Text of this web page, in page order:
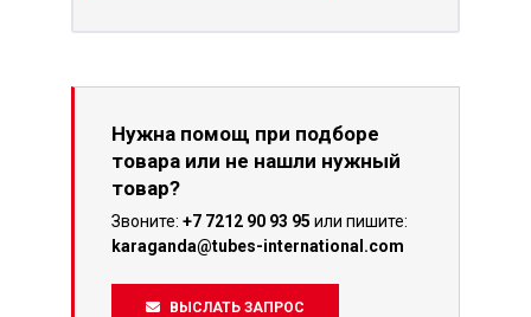
Нужна помощ при подборе
товара или не нашли нужный
товар?
Звоните: +7 7212 90 93 95 или пишите:
karaganda@tubes-international.com
ВЫСЛАТЬ ЗАПРОС